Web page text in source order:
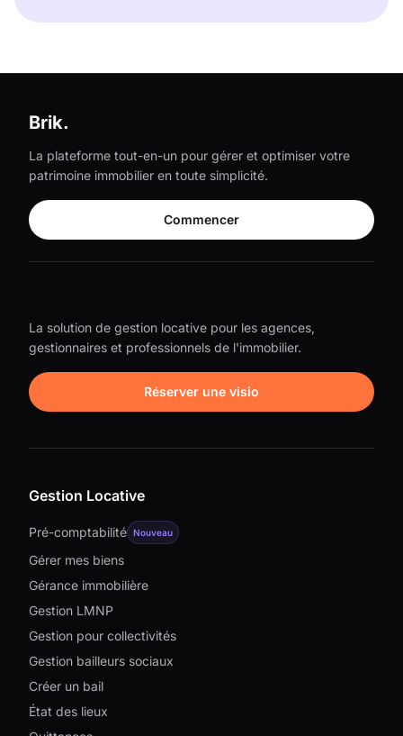
Brik.
La plateforme tout-en-un pour gérer et optimiser votre
patrimoine immobilier en toute simplicité.
Commencer
La solution de gestion locative pour les agences,
gestionnaires et professionnels de l'immobilier.
Réserver une visio
Gestion Locative
Pré-comptabilité Nouveau
Gérer mes biens
Gérance immobilière
Gestion LMNP
Gestion pour collectivités
Gestion bailleurs sociaux
Créer un bail
État des lieux